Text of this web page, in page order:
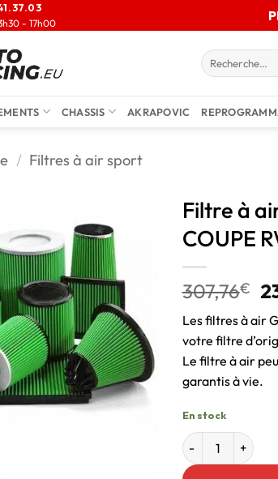
- 17h00
CHASSIS AKRAPOVIC
/ Filtres à air sport
Filtre à
COUPE
307,76€
Les filtres à air
votre filtre
Le filtre à air
garantis à vie.
En stock